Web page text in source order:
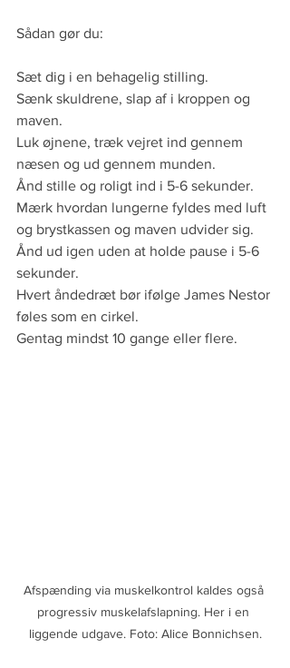
Sådan gør du:
Sæt dig i en behagelig stilling.
Sænk skuldrene, slap af i kroppen og
maven.
Luk øjnene, træk vejret ind gennem
næsen og ud gennem munden.
Ånd stille og roligt ind i 5-6 sekunder.
Mærk hvordan lungerne fyldes med luft
og brystkassen og maven udvider sig.
Ånd ud igen uden at holde pause i 5-6
sekunder.
Hvert åndedræt bør ifølge James Nestor
føles som en cirkel.
Gentag mindst 10 gange eller flere.
Afspænding via muskelkontrol kaldes også
progressiv muskelafslapning. Her i en
liggende udgave. Foto: Alice Bonnichsen.